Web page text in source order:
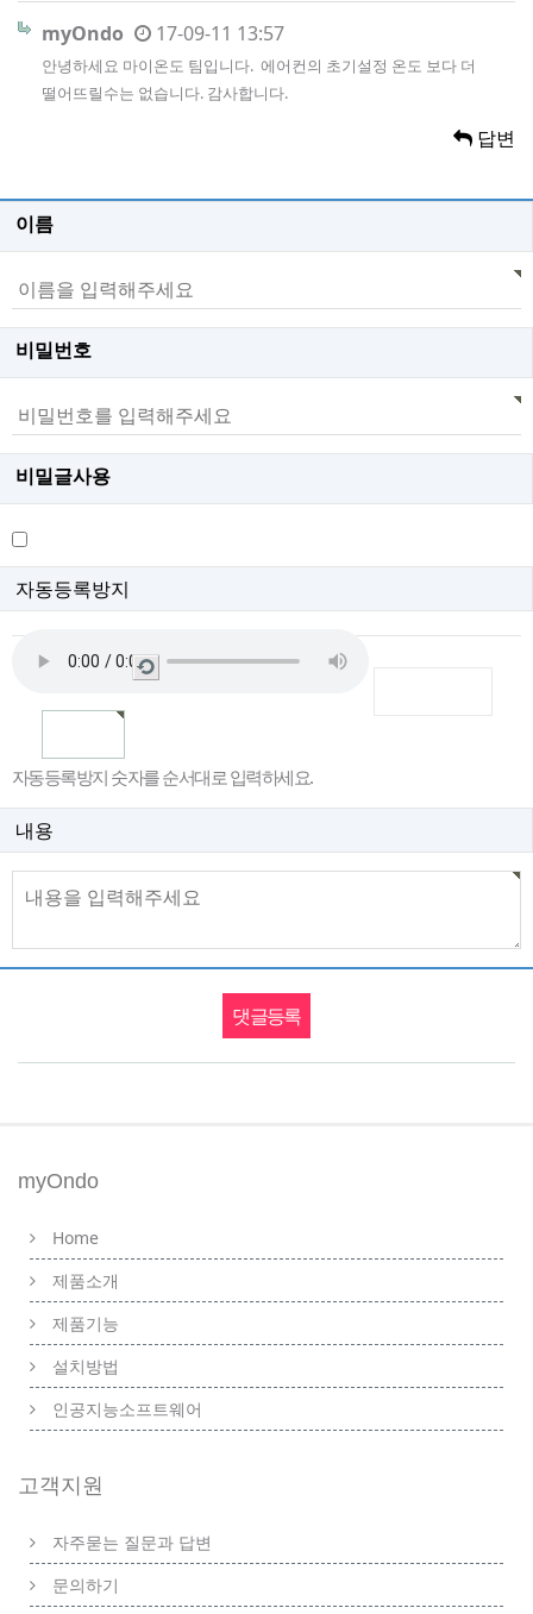
myOndo 17-09-11 13:57
안녕하세요 마이온도 팀입니다. 에어컨의 초기설정 온도 보다 더
떨어뜨릴수는 없습니다. 감사합니다.
답변
이름
비밀번호
비밀글사용
자동등록방지
새
자동등록방지 숫자를 순서대로 입력하세요.
내용
myOndo
Home
제품소개
제품기능
설치방법
인공지능소프트웨어
고객지원
자주묻는 질문과 답변
문의하기